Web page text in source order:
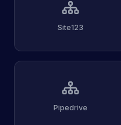
Site123
Pipedrive